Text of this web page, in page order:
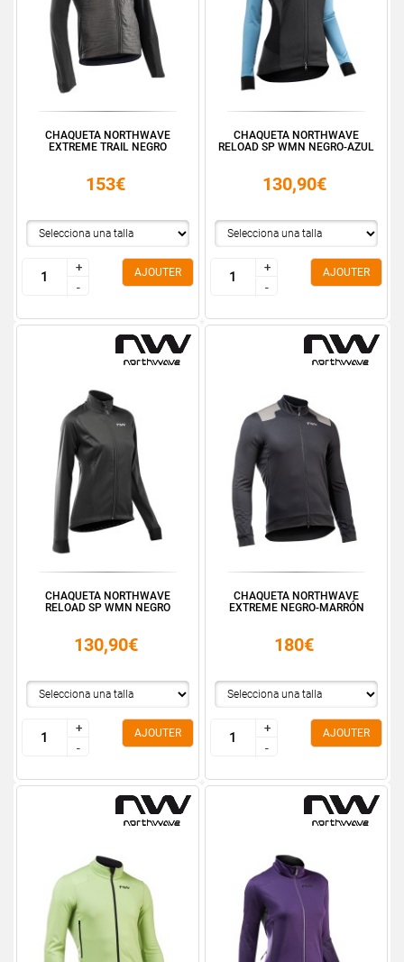
CHAQUETA NORTHWAVE
EXTREME TRAIL NEGRO
153€
+
-
+
-
AJOUTER
CHAQUETA NORTHWAVE
RELOAD SP WMN NEGRO-AZUL
130,90€
+
-
+
-
AJOUTER
CHAQUETA NORTHWAVE
RELOAD SP WMN NEGRO
130,90€
+
-
+
-
AJOUTER
CHAQUETA NORTHWAVE
EXTREME NEGRO-MARRÓN
180€
+
-
+
-
AJOUTER